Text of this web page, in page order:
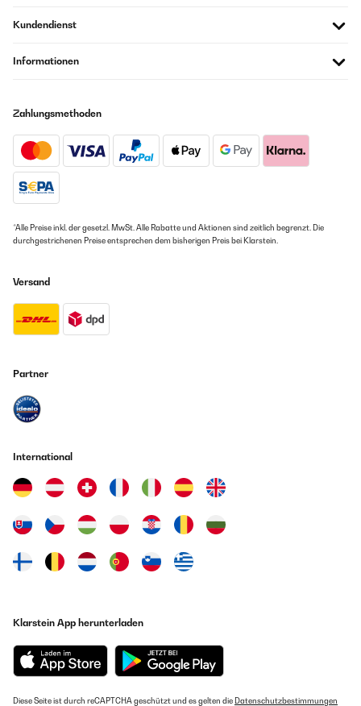
Kundendienst
Informationen
Zahlungsmethoden
*Alle Preise inkl. der gesetzl. MwSt. Alle Rabatte und Aktionen sind zeitlich begrenzt. Die
durchgestrichenen Preise entsprechen dem bisherigen Preis bei Klarstein.
Versand
Partner
International
Klarstein App herunterladen
Diese Seite ist durch reCAPTCHA geschützt und es gelten die Datenschutzbestimmungen